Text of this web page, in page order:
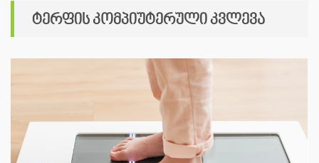
ტერფის კომპიუტერული კვლევა